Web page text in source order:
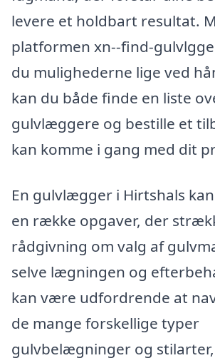
levere et holdbart resultat.
platformen xn--find-
du mulighederne lige ved
kan du både finde en liste
gulvlæggere og bestille et
kan komme i gang med dit
En gulvlægger i Hirtshals
en række opgaver, der
rådgivning om valg af
selve lægningen og
kan være udfordrende at
de mange forskellige typer
gulvbelægninger og